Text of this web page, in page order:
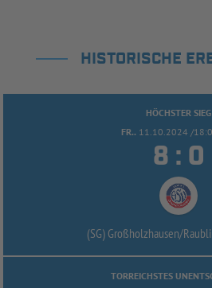
HISTORISCHE
HÖCHSTER SIEG
FR.. 11.10.2024 /
 : 
(SG) Großholzhausen/
TORREICHSTES